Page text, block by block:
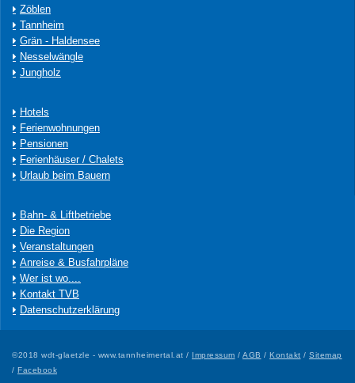
Zöblen
Tannheim
Grän - Haldensee
Nesselwängle
Jungholz
Hotels
Ferienwohnungen
Pensionen
Ferienhäuser / Chalets
Urlaub beim Bauern
Bahn- & Liftbetriebe
Die Region
Veranstaltungen
Anreise & Busfahrpläne
Wer ist wo....
Kontakt TVB
Datenschutzerklärung
©2018 wdt-glaetzle - www.tannheimertal.at / Impressum / AGB / Kontakt / Sitemap
/ Facebook